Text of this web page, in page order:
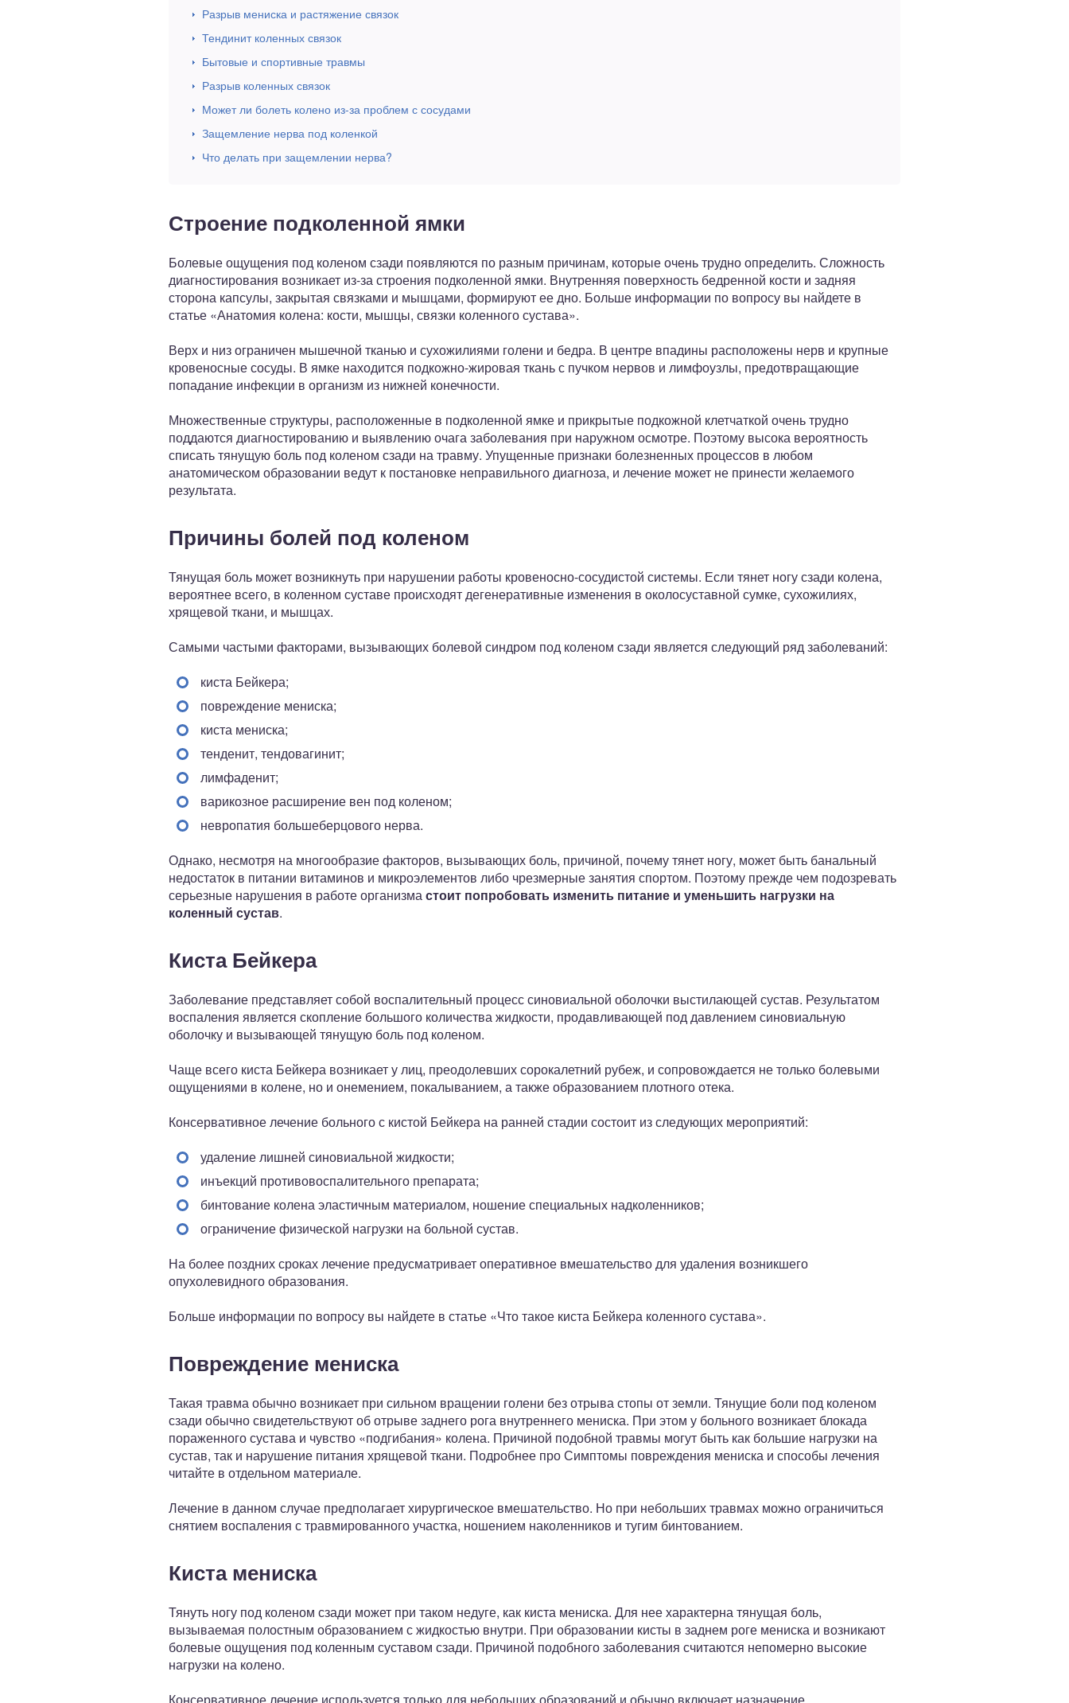
Разрыв мениска и растяжение связок
Тендинит коленных связок
Бытовые и спортивные травмы
Разрыв коленных связок
Может ли болеть колено из-за проблем с сосудами
Защемление нерва под коленкой
Что делать при защемлении нерва?
Строение подколенной ямки
Болевые ощущения под коленом сзади появляются по разным причинам, которые очень трудно определить. Сложность
диагностирования возникает из-за строения подколенной ямки. Внутренняя поверхность бедренной кости и задняя
сторона капсулы, закрытая связками и мышцами, формируют ее дно. Больше информации по вопросу вы найдете в
статье «Анатомия колена: кости, мышцы, связки коленного сустава».
Верх и низ ограничен мышечной тканью и сухожилиями голени и бедра. В центре впадины расположены нерв и крупные
кровеносные сосуды. В ямке находится подкожно-жировая ткань с пучком нервов и лимфоузлы, предотвращающие
попадание инфекции в организм из нижней конечности.
Множественные структуры, расположенные в подколенной ямке и прикрытые подкожной клетчаткой очень трудно
поддаются диагностированию и выявлению очага заболевания при наружном осмотре. Поэтому высока вероятность
списать тянущую боль под коленом сзади на травму. Упущенные признаки болезненных процессов в любом
анатомическом образовании ведут к постановке неправильного диагноза, и лечение может не принести желаемого
результата.
Причины болей под коленом
Тянущая боль может возникнуть при нарушении работы кровеносно-сосудистой системы. Если тянет ногу сзади колена,
вероятнее всего, в коленном суставе происходят дегенеративные изменения в околосуставной сумке, сухожилиях,
хрящевой ткани, и мышцах.
Самыми частыми факторами, вызывающих болевой синдром под коленом сзади является следующий ряд заболеваний:
киста Бейкера;
повреждение мениска;
киста мениска;
тенденит, тендовагинит;
лимфаденит;
варикозное расширение вен под коленом;
невропатия большеберцового нерва.
Однако, несмотря на многообразие факторов, вызывающих боль, причиной, почему тянет ногу, может быть банальный
недостаток в питании витаминов и микроэлементов либо чрезмерные занятия спортом. Поэтому прежде чем подозревать
серьезные нарушения в работе организмастоит попробовать изменить питание и уменьшить нагрузки на
коленный сустав.
Киста Бейкера
Заболевание представляет собой воспалительный процесс синовиальной оболочки выстилающей сустав. Результатом
воспаления является скопление большого количества жидкости, продавливающей под давлением синовиальную
оболочку и вызывающей тянущую боль под коленом.
Чаще всего киста Бейкера возникает у лиц, преодолевших сорокалетний рубеж, и сопровождается не только болевыми
ощущениями в колене, но и онемением, покалыванием, а также образованием плотного отека.
Консервативное лечение больного с кистой Бейкера на ранней стадии состоит из следующих мероприятий:
удаление лишней синовиальной жидкости;
инъекций противовоспалительного препарата;
бинтование колена эластичным материалом, ношение специальных надколенников;
ограничение физической нагрузки на больной сустав.
На более поздних сроках лечение предусматривает оперативное вмешательство для удаления возникшего
опухолевидного образования.
Больше информации по вопросу вы найдете в статье «Что такое киста Бейкера коленного сустава».
Повреждение мениска
Такая травма обычно возникает при сильном вращении голени без отрыва стопы от земли. Тянущие боли под коленом
сзади обычно свидетельствуют об отрыве заднего рога внутреннего мениска. При этом у больного возникает блокада
пораженного сустава и чувство «подгибания» колена. Причиной подобной травмы могут быть как большие нагрузки на
сустав, так и нарушение питания хрящевой ткани. Подробнее про Симптомы повреждения мениска и способы лечения
читайте в отдельном материале.
Лечение в данном случае предполагает хирургическое вмешательство. Но при небольших травмах можно ограничиться
снятием воспаления с травмированного участка, ношением наколенников и тугим бинтованием.
Киста мениска
Тянуть ногу под коленом сзади может при таком недуге, как киста мениска. Для нее характерна тянущая боль,
вызываемая полостным образованием с жидкостью внутри. При образовании кисты в заднем роге мениска и возникают
болевые ощущения под коленным суставом сзади. Причиной подобного заболевания считаются непомерно высокие
нагрузки на колено.